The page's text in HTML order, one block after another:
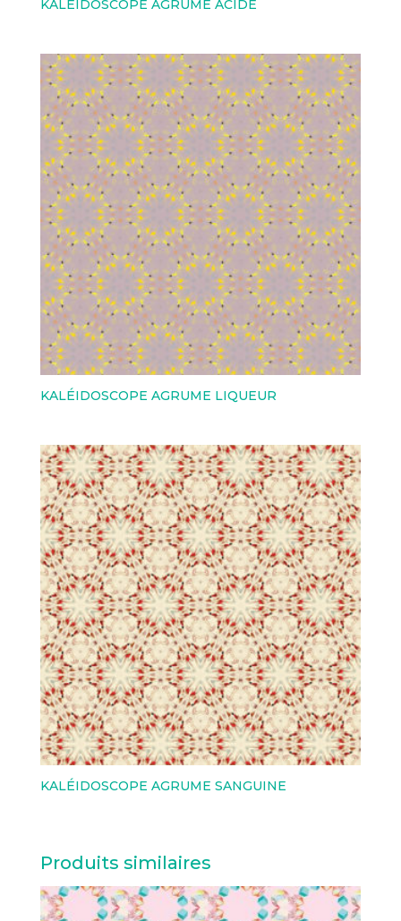
KALÉIDOSCOPE AGRUME ACIDE
KALÉIDOSCOPE AGRUME LIQUEUR
KALÉIDOSCOPE AGRUME SANGUINE
Produits similaires